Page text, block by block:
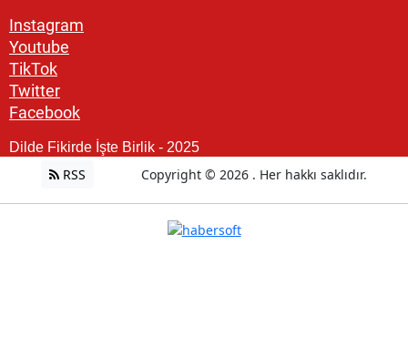
Instagram
Youtube
TikTok
Twitter
Facebook
Dilde Fikirde İşte Birlik - 2025
RSS Copyright © 2026 . Her hakkı saklıdır.